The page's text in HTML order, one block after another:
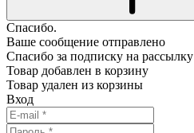
Спасибо.
Ваше сообщение отправлено
Спасибо за подписку на рассылку
Товар добавлен в корзину
Товар удален из корзины
Вход